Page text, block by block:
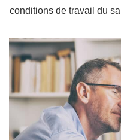
conditions de travail du